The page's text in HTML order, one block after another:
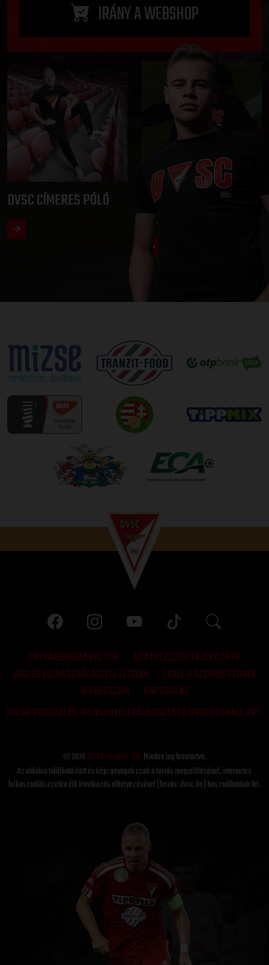
IRÁNY A WEBSHOP
DVSC CÍMERES PÓLÓ
DVSC KAPUCNIS
PULÓVER
PÁLYARENDSZABÁLYOK
ADATKEZELÉSI TÁJÉKOZATÓ
JOGI ÉS FELHASZNÁLÁSI FELTÉTELEK
LEVÉL A SZERKESZTŐNEK
IMPRESSZUM
KAPCSOLAT
BELSŐ VISSZAÉLÉS-BEJELENTÉSI TÁJÉKOZTATÓ DVSC FUTBALL ZRT.
© 2026DVSC Futball Zrt.Minden jog fenntartva.
Az oldalon található írott és képi anyagok csak a forrás megjelölésével, internetes
felhasználás esetén élő hivatkozás elhelyezésével (forrás: dvsc.hu) használhatóak fel.